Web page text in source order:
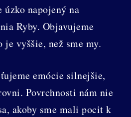
úzko napojený na
Ryby. Objavujeme
je vyššie, než sme my.
emócie silnejšie,
Povrchnosti nám nie
akoby sme mali pocit k